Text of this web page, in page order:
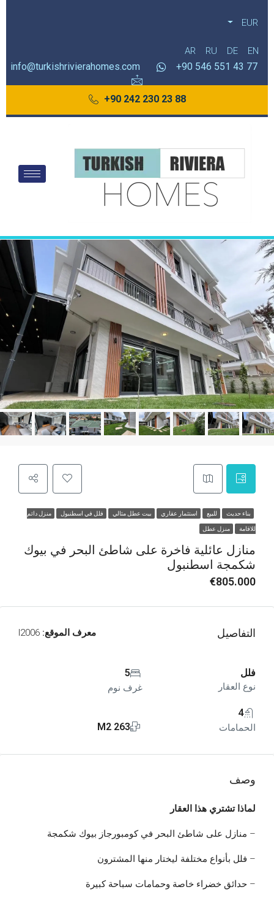
EUR
EN
DE
RU
AR
77 43 551 546 90+
info@turkishrivierahomes.com
88 23 230 242 90+
بناء حديث للبيع استثمار عقاري بيت عطل مثالي فلل في اسطنبول منزل دائم
للاقامة منزل عطل
منازل عائلية فاخرة على شاطئ البحر في بيوك
شكمجة اسطنبول
€805.000
التفاصيل معرف الموقع:
فلل
نوع العقار
5
غرف نوم
4
الحمامات 263 M2
وصف
لماذا تشتري هذا العقار
– منازل على شاطئ البحر في كومبورجاز بيوك شكمجة
– فلل بأنواع مختلفة ليختار منها المشترون
– حدائق خضراء خاصة وحمامات سباحة كبيرة